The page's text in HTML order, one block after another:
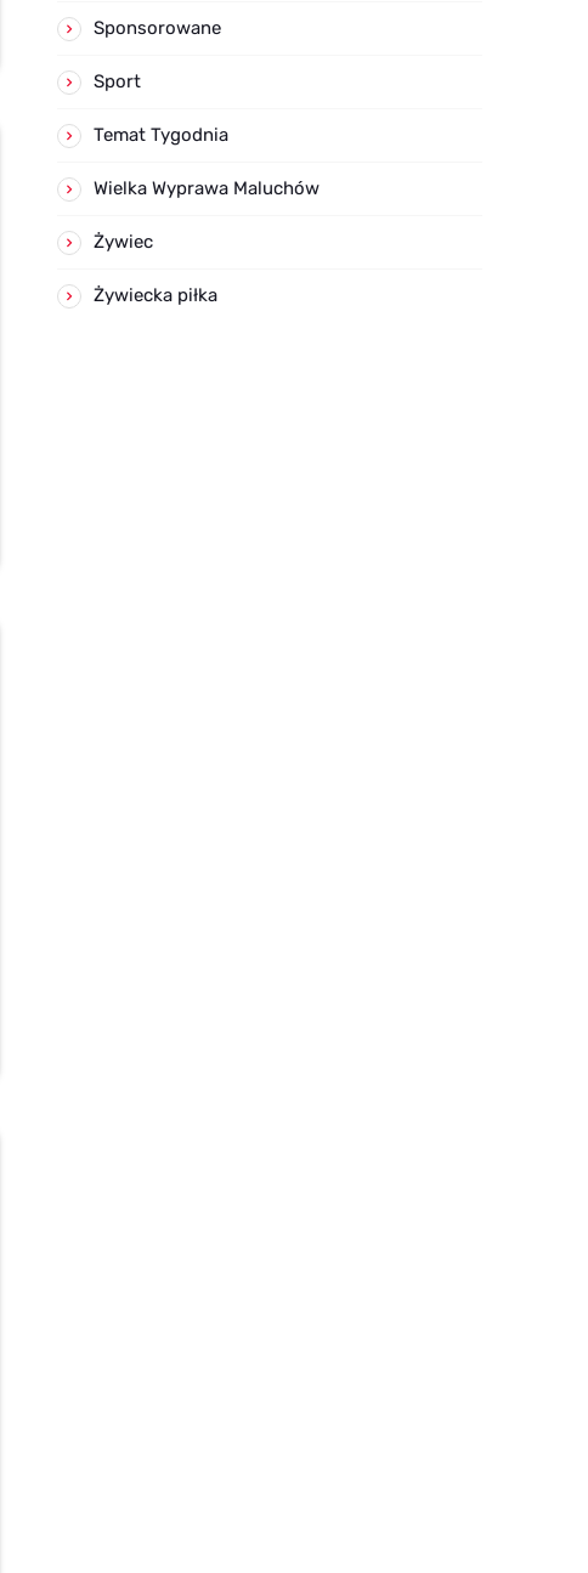
Sponsorowane
Sport
Temat Tygodnia
Wielka Wyprawa Maluchów
Żywiec
Żywiecka piłka